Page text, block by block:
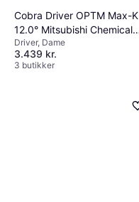
Cobra Driver OPTM Max-K
12.0° Mitsubishi Chemical
Vanquish 40
Driver, Dame
3.439 kr.
3 butikker